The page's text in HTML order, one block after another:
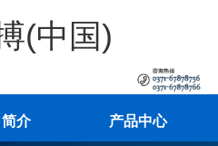
(中国)
介 产品中心